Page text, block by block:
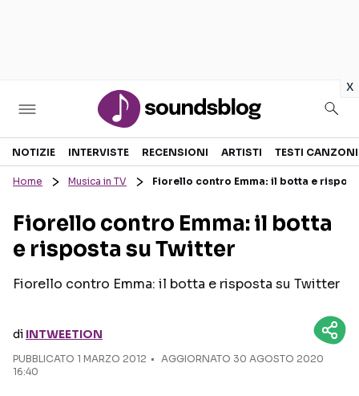
x
Sezioni
RECENSIONI MUSICALI
INTERVISTE
GOSSIP E CURIOSITÀ
TESTI CANZONI
TOUR ED EVENTI
TALENT SHOW
NOTIZIE INTERVISTE RECENSIONI ARTISTI TESTI CANZONI
Home Musica in TV Fiorello contro Emma: il botta e
Fiorello contro Emma: il botta
e risposta su Twitter
Fiorello contro Emma: il botta e risposta su Twitter
di INTWEETION
PUBBLICATO 1 MARZO 2012
AGGIORNATO 30 AGOSTO 2020
16:40